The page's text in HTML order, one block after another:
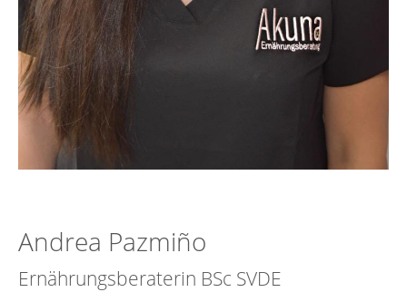
Andrea Pazmiño
Ernährungsberaterin BSc SVDE